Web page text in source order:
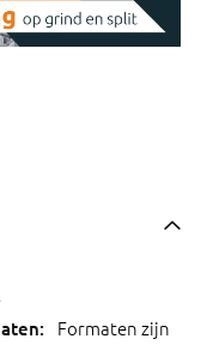
Formaten zijn